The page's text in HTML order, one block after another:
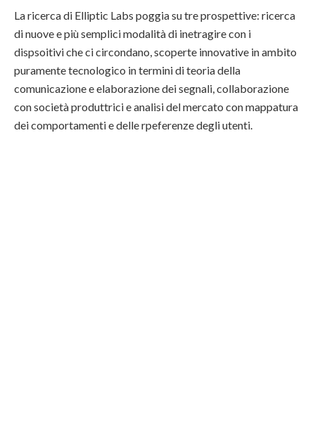
La ricerca di Elliptic Labs poggia su tre prospettive: ricerca
di nuove e più semplici modalità di inetragire con i
dispsoitivi che ci circondano, scoperte innovative in ambito
puramente tecnologico in termini di teoria della
comunicazione e elaborazione dei segnali, collaborazione
con società produttrici e analisi del mercato con mappatura
dei comportamenti e delle rpeferenze degli utenti.